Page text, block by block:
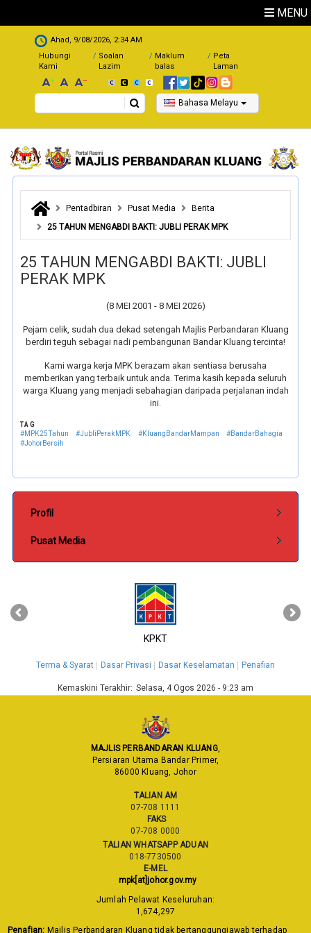
MENU
.
Ahad, 9/08/2026, 2:34 AM
Hubungi
Kami
Soalan
Lazim
Maklum
balas
Peta
Laman
Search Bahasa Melayu
Pentadbiran Pusat Media
Berita
25 TAHUN MENGABDI BAKTI: JUBLI PERAK MPK
25 TAHUN MENGABDI BAKTI: JUBLI
PERAK MPK
(8 MEI 2001 - 8 MEI 2026)
​Pejam celik, sudah dua dekad setengah Majlis Perbandaran Kluang
berdiri teguh sebagai nadi pembangunan Bandar Kluang tercinta!
​Kami warga kerja MPK berazam akan sentiasa berusaha
memberikan yang terbaik untuk anda. Terima kasih kepada seluruh
warga Kluang yang menjadi sebahagian daripada perjalanan indah
ini.
TAG
​#MPK25Tahun
#JubliPerakMPK #KluangBandarMampan
#BandarBahagia
#JohorBersih
Profil
Pusat Media
KPKT
‹ ›
Terma & Syarat Dasar Privasi Dasar Keselamatan Penafian
Kemaskini Terakhir: Selasa, 4 Ogos 2026 - 9:23 am
MAJLIS PERBANDARAN KLUANG,
Persiaran Utama Bandar Primer,
86000 Kluang, Johor
TALIAN AM
07-708 1111
FAKS
07-708 0000
TALIAN WHATSAPP ADUAN
018-7730500
E-MEL
mpk[at]johor.gov.my
Jumlah Pelawat Keseluruhan:
1,674,297
Penafian: Majlis Perbandaran Kluang tidak bertanggungjawab terhadap